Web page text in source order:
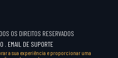
OS DIREITOS RESERVADOS
. EMAIL DE SUPORTE
a sua experiência e proporcionar uma